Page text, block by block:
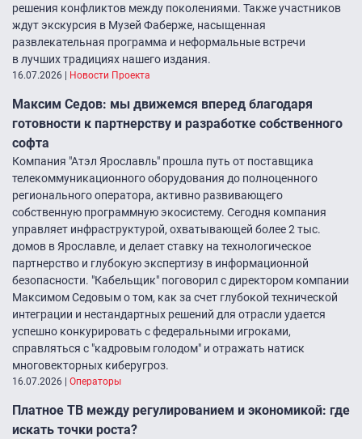
решения конфликтов между поколениями. Также участников
ждут экскурсия в Музей Фаберже, насыщенная
развлекательная программа и неформальные встречи
в лучших традициях нашего издания.
16.07.2026 Новости Проекта
Максим Седов: мы движемся вперед благодаря
готовности к партнерству и разработке собственного
софта
Компания "Атэл Ярославль" прошла путь от поставщика
телекоммуникационного оборудования до полноценного
регионального оператора, активно развивающего
собственную программную экосистему. Сегодня компания
управляет инфраструктурой, охватывающей более 2 тыс.
домов в Ярославле, и делает ставку на технологическое
партнерство и глубокую экспертизу в информационной
безопасности. "Кабельщик" поговорил с директором компании
Максимом Седовым о том, как за счет глубокой технической
интеграции и нестандартных решений для отрасли удается
успешно конкурировать с федеральными игроками,
справляться с "кадровым голодом" и отражать натиск
многовекторных киберугроз.
16.07.2026 Операторы
Платное ТВ между регулированием и экономикой: где
искать точки роста?